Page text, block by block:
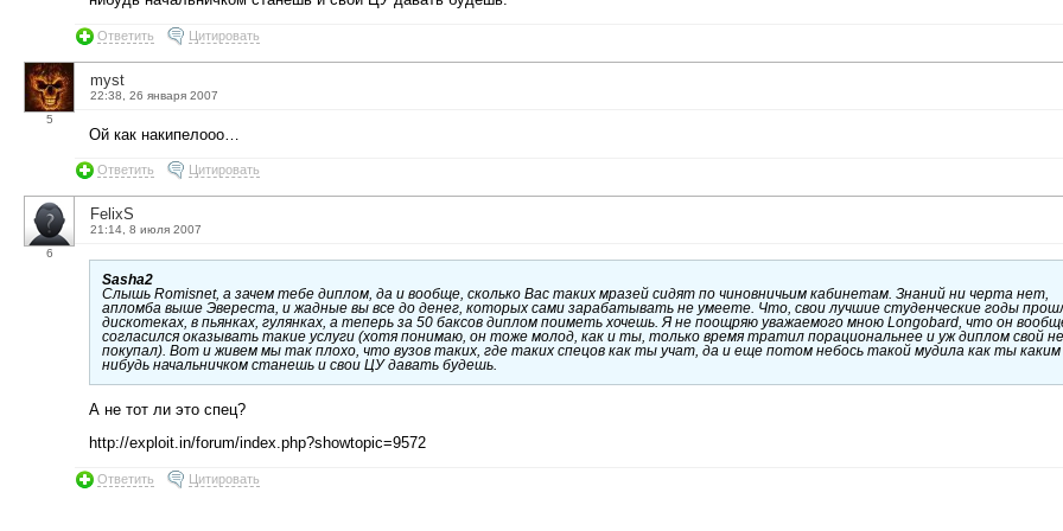
Ответить Цитировать
5
myst
22:38, 26 января 2007
Ой как накипелооо…
Ответить Цитировать
6
FelixS
21:14, 8 июля 2007
Sasha2
Слышь Romisnet, а зачем тебе диплом, да и вообще, сколько Вас таких мразей сидят по чиновничьим кабинетам. Знаний ни черта нет,
апломба выше Эвереста, и жадные вы все до денег, которых сами зарабатывать не умеете. Что, свои лучшие студенческие годы
дискотеках, в пьянках, гулянках, а теперь за 50 баксов диплом поиметь хочешь. Я не поощряю уважаемого мною Longobard, что он
согласился оказывать такие услуги (хотя понимаю, он тоже молод, как и ты, только время тратил порациональнее и уж диплом свой не
покупал). Вот и живем мы так плохо, что вузов таких, где таких спецов как ты учат, да и еще потом небось такой мудила как ты каким
нибудь начальничком станешь и свои ЦУ давать будешь.
А не тот ли это спец?
http://exploit.in/forum/index.php?showtopic=9572
Ответить Цитировать